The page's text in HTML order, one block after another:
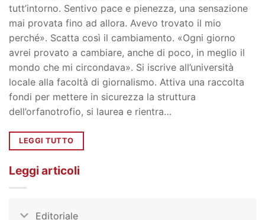
tutt’intorno. Sentivo pace e pienezza, una sensazione
mai provata fino ad allora. Avevo trovato il mio
perché». Scatta così il cambiamento. «Ogni giorno
avrei provato a cambiare, anche di poco, in meglio il
mondo che mi circondava». Si iscrive all’università
locale alla facoltà di giornalismo. Attiva una raccolta
fondi per mettere in sicurezza la struttura
dell’orfanotrofio, si laurea e rientra…
LEGGI TUTTO
Leggi articoli
Editoriale